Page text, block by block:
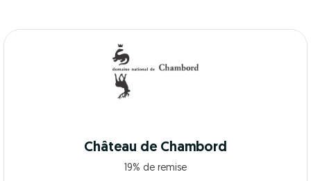
Château de Chambord
19% de remise